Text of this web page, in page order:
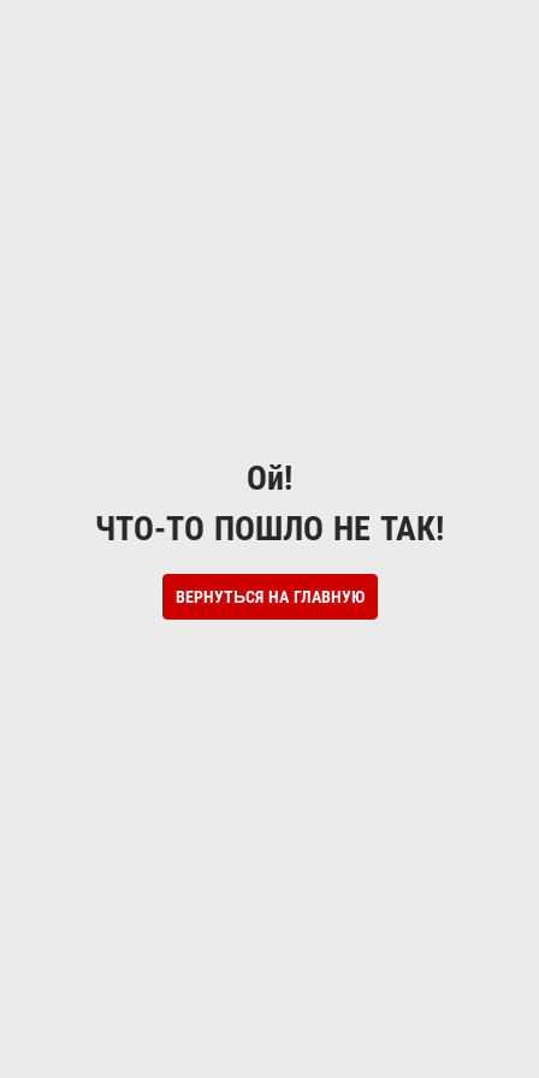
Ой!
ЧТО-ТО ПОШЛО НЕ ТАК!
ВЕРНУТЬСЯ НА ГЛАВНУЮ